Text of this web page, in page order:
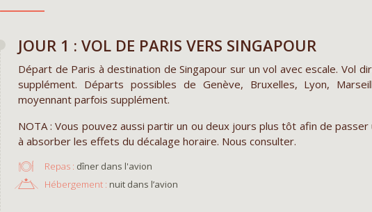
JOUR 1 : VOL DE PARIS VERS SINGAPOUR
Départ de Paris à destination de Singapour sur un vol avec escale. Vol
supplément. Départs possibles de Genève, Bruxelles, Lyon,
moyennant parfois supplément.
NOTA : Vous pouvez aussi partir un ou deux jours plus tôt afin de
à absorber les effets du décalage horaire. Nous consulter.
Repas : dîner dans l'avion
Hébergement : nuit dans l’avion